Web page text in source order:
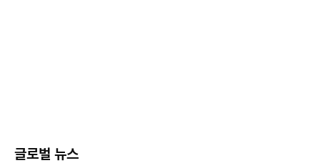
글로벌 뉴스